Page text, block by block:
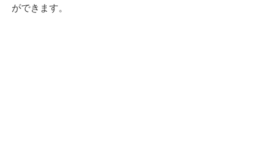
ができます。